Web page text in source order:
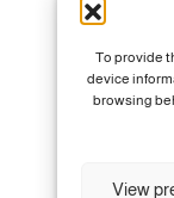
To provide
device
browsing
View